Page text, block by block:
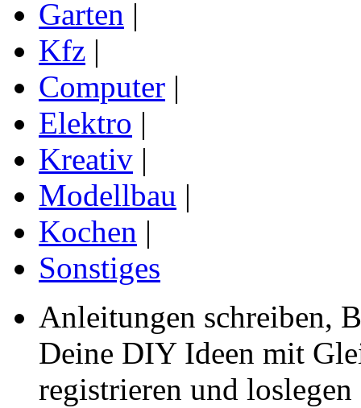
Garten |
Kfz |
Computer |
Elektro |
Kreativ |
Modellbau |
Kochen |
Sonstiges
Anleitungen schreiben,
Deine DIY Ideen mit
registrieren und loslegen